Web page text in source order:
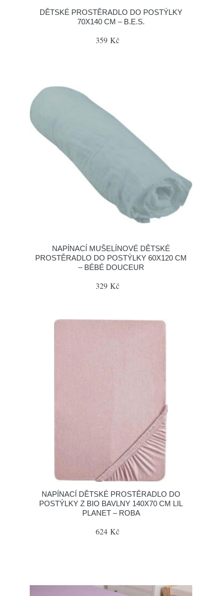
DĚTSKÉ PROSTĚRADLO DO POSTÝLKY
70X140 CM – B.E.S.
359 Kč
NAPÍNACÍ MUŠELÍNOVÉ DĚTSKÉ
PROSTĚRADLO DO POSTÝLKY 60X120 CM
– BÉBÉ DOUCEUR
329 Kč
NAPÍNACÍ DĚTSKÉ PROSTĚRADLO DO
POSTÝLKY Z BIO BAVLNY 140X70 CM LIL
PLANET – ROBA
624 Kč